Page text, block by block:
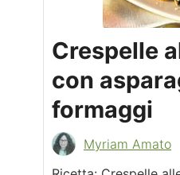
Crespelle
con
formaggi
Myriam Amato